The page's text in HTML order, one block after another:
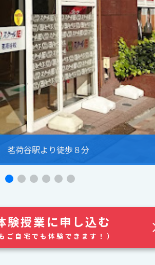
験授業に申し込む
ご自宅でも体験できます！）